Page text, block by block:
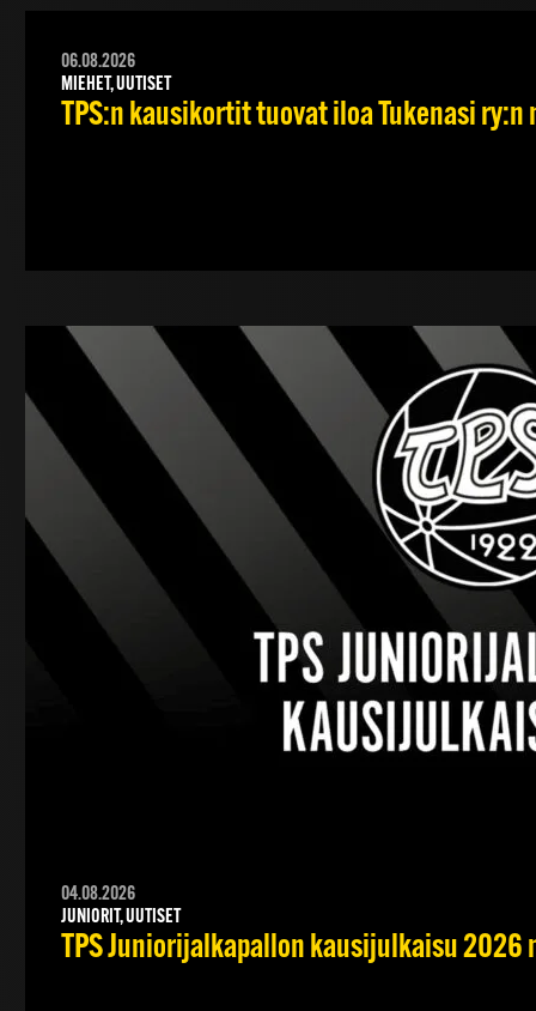
06.08.2026
MIEHET, UUTISET
TPS:n kausikortit tuovat iloa Tukenasi
04.08.2026
JUNIORIT, UUTISET
TPS Juniorijalkapallon kausijulkaisu 2026